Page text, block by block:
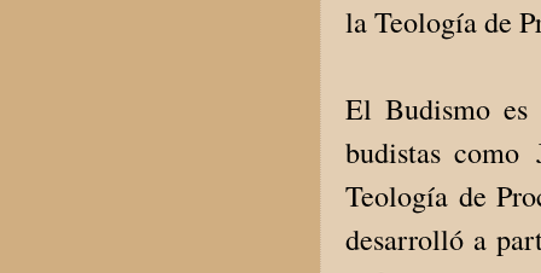
la Teología de
El Budismo es
budistas como
Teología de
desarrolló a